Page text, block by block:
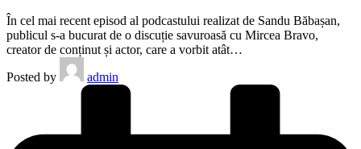
În cel mai recent episod al podcastului realizat de Sandu Băbașan,
publicul s-a bucurat de o discuție savuroasă cu Mircea Bravo,
creator de conținut și actor, care a vorbit atât…
Posted by
admin